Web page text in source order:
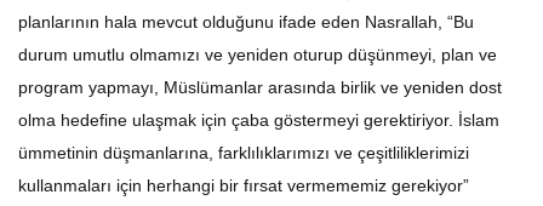
planlarının hala mevcut olduğunu ifade eden Nasrallah, “Bu
durum umutlu olmamızı ve yeniden oturup düşünmeyi, plan ve
program yapmayı, Müslümanlar arasında birlik ve yeniden dost
olma hedefine ulaşmak için çaba göstermeyi gerektiriyor. İslam
ümmetinin düşmanlarına, farklılıklarımızı ve çeşitliliklerimizi
kullanmaları için herhangi bir fırsat vermememiz gerekiyor”